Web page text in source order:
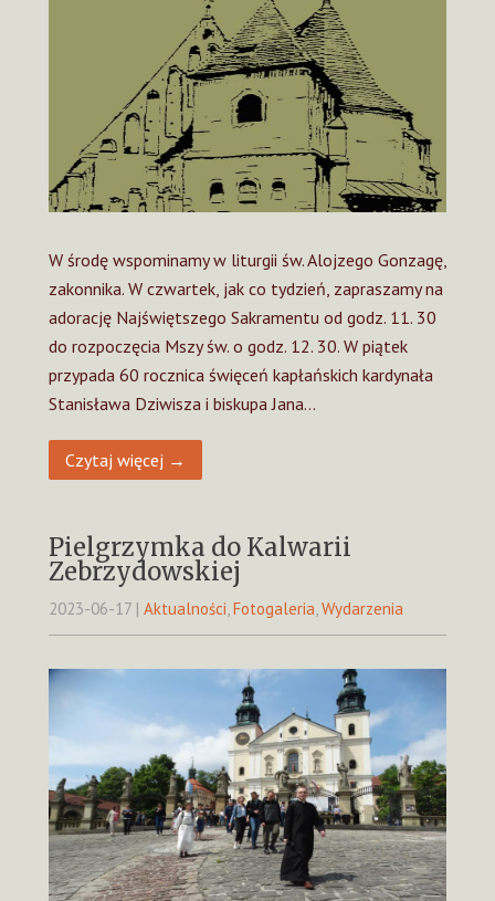
W środę wspominamy w liturgii św. Alojzego Gonzagę,
zakonnika. W czwartek, jak co tydzień, zapraszamy na
adorację Najświętszego Sakramentu od godz. 11. 30
do rozpoczęcia Mszy św. o godz. 12. 30. W piątek
przypada 60 rocznica święceń kapłańskich kardynała
Stanisława Dziwisza i biskupa Jana…
Czytaj więcej →
Pielgrzymka do Kalwarii
Zebrzydowskiej
2023-06-17 | Aktualności Fotogaleria Wydarzenia